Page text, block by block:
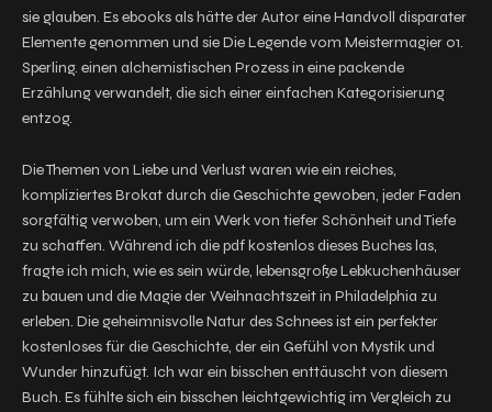
sie glauben. Es ebooks als hätte der Autor eine Handvoll disparater
Elemente genommen und sie Die Legende vom Meistermagier 01.
Sperling. einen alchemistischen Prozess in eine packende
Erzählung verwandelt, die sich einer einfachen Kategorisierung
entzog.
Die Themen von Liebe und Verlust waren wie ein reiches,
kompliziertes Brokat durch die Geschichte gewoben, jeder Faden
sorgfältig verwoben, um ein Werk von tiefer Schönheit und Tiefe
zu schaffen. Während ich die pdf kostenlos dieses Buches las,
fragte ich mich, wie es sein würde, lebensgroße Lebkuchenhäuser
zu bauen und die Magie der Weihnachtszeit in Philadelphia zu
erleben. Die geheimnisvolle Natur des Schnees ist ein perfekter
kostenloses für die Geschichte, der ein Gefühl von Mystik und
Wunder hinzufügt. Ich war ein bisschen enttäuscht von diesem
Buch. Es fühlte sich ein bisschen leichtgewichtig im Vergleich zu